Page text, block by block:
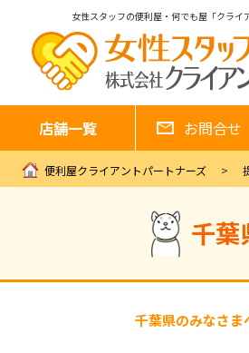
女性スタッフの便利屋・何でも屋「クライ
店舗一覧 お問合せ
便利屋クライアントパートナーズ
千葉
千葉県のみなさま